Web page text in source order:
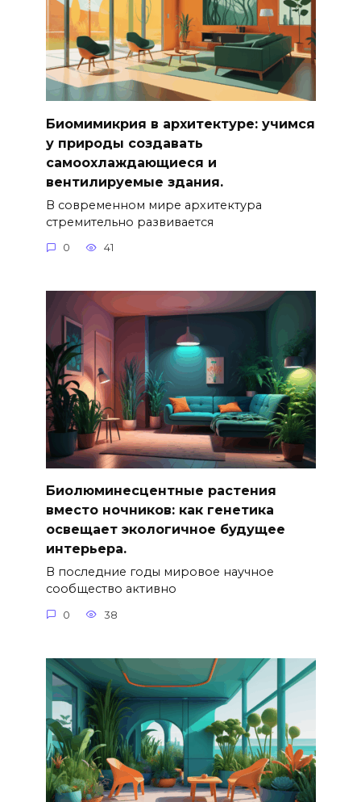
Биомимикрия в архитектуре: учимся
у природы создавать
самоохлаждающиеся и
вентилируемые здания.
В современном мире архитектура
стремительно развивается
0 41
Биолюминесцентные растения
вместо ночников: как генетика
освещает экологичное будущее
интерьера.
В последние годы мировое научное
сообщество активно
0 38